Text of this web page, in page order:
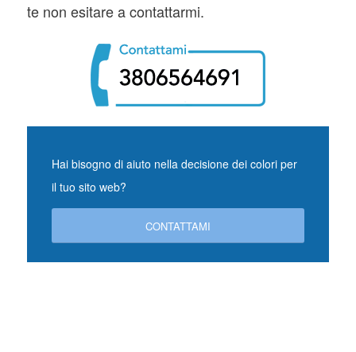
te non esitare a contattarmi.
Hai bisogno di aiuto nella decisione dei colori per
il tuo sito web?
CONTATTAMI